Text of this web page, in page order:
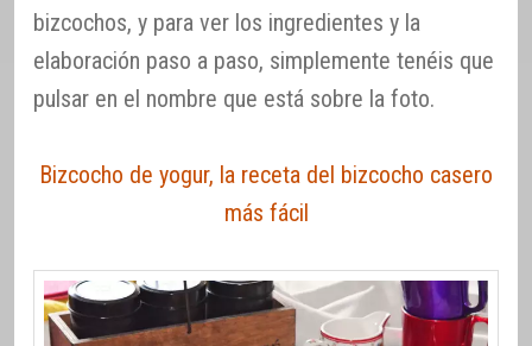
bizcochos, y para ver los ingredientes y la
elaboración paso a paso, simplemente tenéis que
pulsar en el nombre que está sobre la foto.
Bizcocho de yogur, la receta del bizcocho casero
más fácil